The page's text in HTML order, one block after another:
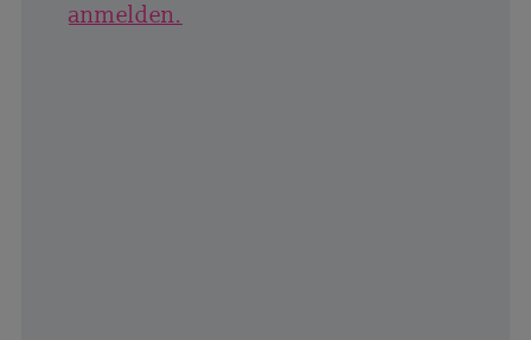
anmelden.